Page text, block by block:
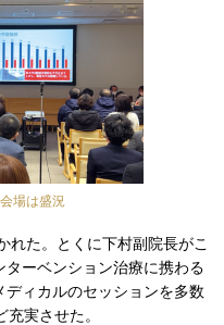
場は盛況
れた。とくに下村副院長がこ
ーベンション治療に携わる
ィカルのセッションを多数
実させた。